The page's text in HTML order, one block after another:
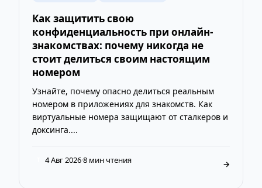
Как защитить свою
конфиденциальность при онлайн-
знакомствах: почему никогда не
стоит делиться своим настоящим
номером
Узнайте, почему опасно делиться реальным
номером в приложениях для знакомств. Как
виртуальные номера защищают от сталкеров и
доксинга....
4 Авг 2026·8 мин чтения →